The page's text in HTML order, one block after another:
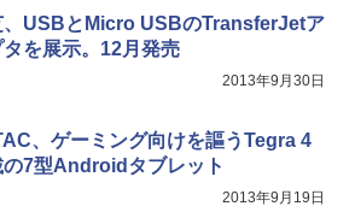
、USBとMicro USBのTransferJetア
タを展示。12月発売
2013年9月30日
、ゲーミング向けを謳うTegra 4
の7型Androidタブレット
2013年9月19日